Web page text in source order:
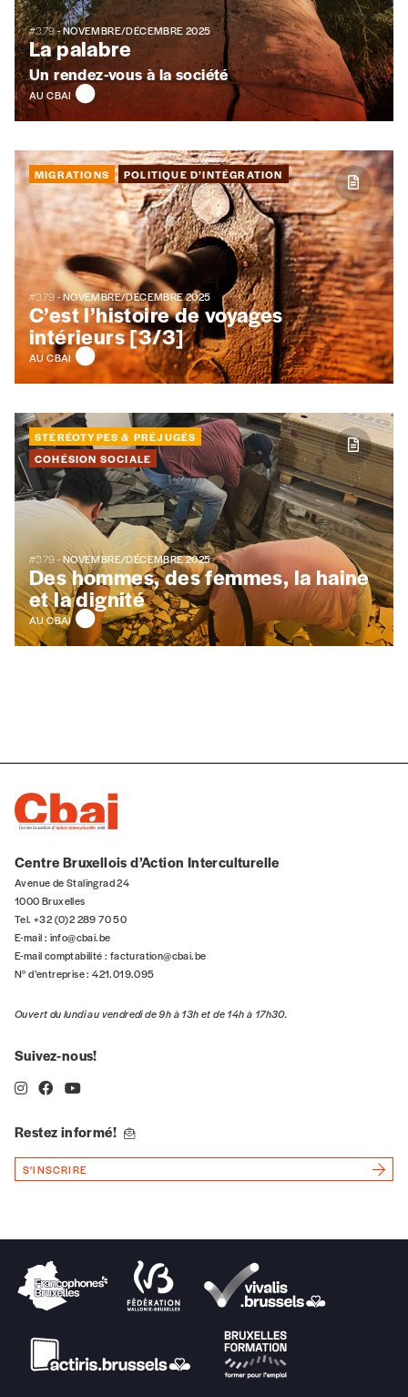
Rue
Pays
n°
Je souhaite recevoir une facture
J’ai lu et j’accepte votre politique
de confidentialité*
Lire notrepolitique de protection des données
personnelles (RGPD)
#379- NOVEMBRE/DÉCEMBRE 2025
La palabre
Un rendez-vous à la société
AU CBAI
MIGRATIONS POLITIQUE D’INTÉGRATION
#379- NOVEMBRE/DÉCEMBRE 2025
C’est l’histoire de voyages
intérieurs [3/3]
AU CBAI
STÉRÉOTYPES & PRÉJUGÉS
COHÉSION SOCIALE
#379- NOVEMBRE/DÉCEMBRE 2025
Des hommes, des femmes, la haine
et la dignité
AU CBAI
Centre Bruxellois d’Action Interculturelle
Avenue de Stalingrad 24
1000 Bruxelles
Tel. +32 (0)2 289 70 50
E-mail : info@cbai.be
E-mail comptabilité : facturation@cbai.be
N° d’entreprise : 421.019.095
Ouvert du lundi au vendredi de 9h à 13h et de 14h à 17h30.
Suivez-nous!
Restez informé!
S'INSCRIRE